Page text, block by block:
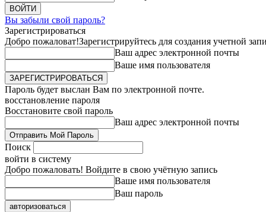
Вы забыли свой пароль?
Зарегистрироваться
Добро пожаловат!Зарегистрируйтесь для создания учетной
Ваш адрес электронной почты
Ваше имя пользователя
Пароль будет выслан Вам по электронной почте.
восстановление пароля
Восстановите свой пароль
Ваш адрес электронной почты
Поиск
войти в систему
Добро пожаловать! Войдите в свою учётную запись
Ваше имя пользователя
Ваш пароль